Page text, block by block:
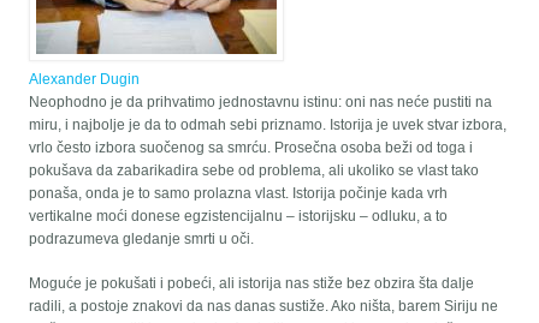
Alexander Dugin
Neophodno je da prihvatimo jednostavnu istinu: oni nas neće pustiti na
miru, i najbolje je da to odmah sebi priznamo. Istorija je uvek stvar izbora,
vrlo često izbora suočenog sa smrću. Prosečna osoba beži od toga i
pokušava da zabarikadira sebe od problema, ali ukoliko se vlast tako
ponaša, onda je to samo prolazna vlast. Istorija počinje kada vrh
vertikalne moći donese egzistencijalnu – istorijsku – odluku, a to
podrazumeva gledanje smrti u oči.
Moguće je pokušati i pobeći, ali istorija nas stiže bez obzira šta dalje
radili, a postoje znakovi da nas danas sustiže. Ako ništa, barem Siriju ne